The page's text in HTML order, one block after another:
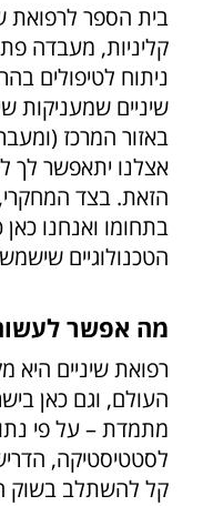
בית הספר לרפואת
קליניות, מעבדה
ניתוח לטיפולים
שיניים שמעניקות
באזור המרכז
אצלנו יתאפשר לך
הזאת. בצד
בתחומו ואנחנו
הטכנולוגיים
מה אפשר
רפואת שיניים
העולם, וגם כאן
מתמדת – על פי
לסטטיסטיקה,
קל להשתלב בשוק